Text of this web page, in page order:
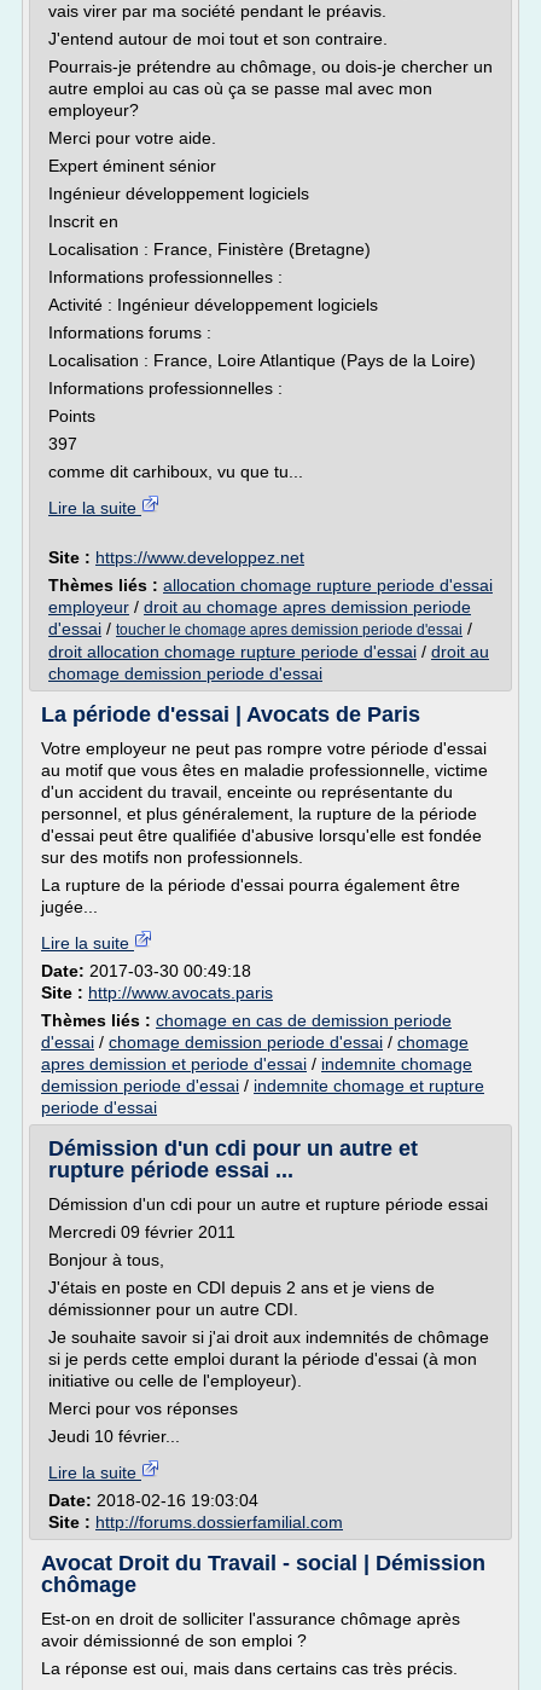
vais virer par ma société pendant le préavis.
J'entend autour de moi tout et son contraire.
Pourrais-je prétendre au chômage, ou dois-je chercher un
autre emploi au cas où ça se passe mal avec mon
employeur?
Merci pour votre aide.
Expert éminent sénior
Ingénieur développement logiciels
Inscrit en
Localisation : France, Finistère (Bretagne)
Informations professionnelles :
Activité : Ingénieur développement logiciels
Informations forums :
Localisation : France, Loire Atlantique (Pays de la Loire)
Informations professionnelles :
Points
397
comme dit carhiboux, vu que tu...
Lire la suite
Site : https://www.developpez.net
Thèmes liés : allocation chomage rupture periode d'essai
employeur / droit au chomage apres demission periode
d'essai / toucher le chomage apres demission periode d'essai /
droit allocation chomage rupture periode d'essai / droit au
chomage demission periode d'essai
La période d'essai | Avocats de Paris
Votre employeur ne peut pas rompre votre période d'essai
au motif que vous êtes en maladie professionnelle, victime
d'un accident du travail, enceinte ou représentante du
personnel, et plus généralement, la rupture de la période
d'essai peut être qualifiée d'abusive lorsqu'elle est fondée
sur des motifs non professionnels.
La rupture de la période d'essai pourra également être
jugée...
Lire la suite
Date: 2017-03-30 00:49:18
Site : http://www.avocats.paris
Thèmes liés : chomage en cas de demission periode
d'essai / chomage demission periode d'essai / chomage
apres demission et periode d'essai / indemnite chomage
demission periode d'essai / indemnite chomage et rupture
periode d'essai
Démission d'un cdi pour un autre et
rupture période essai ...
Démission d'un cdi pour un autre et rupture période essai
Mercredi 09 février 2011
Bonjour à tous,
J'étais en poste en CDI depuis 2 ans et je viens de
démissionner pour un autre CDI.
Je souhaite savoir si j'ai droit aux indemnités de chômage
si je perds cette emploi durant la période d'essai (à mon
initiative ou celle de l'employeur).
Merci pour vos réponses
Jeudi 10 février...
Lire la suite
Date: 2018-02-16 19:03:04
Site : http://forums.dossierfamilial.com
Avocat Droit du Travail - social | Démission
chômage
Est-on en droit de solliciter l'assurance chômage après
avoir démissionné de son emploi ?
La réponse est oui, mais dans certains cas très précis.